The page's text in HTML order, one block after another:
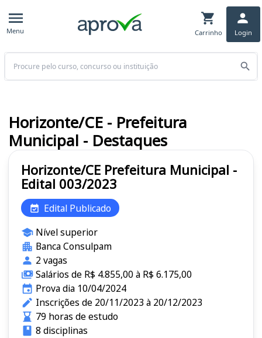
Menu Carrinho Login
Buscar
Horizonte/CE Prefeitura Municipal -
Edital 003/2023
Edital Publicado
Nível superior
Banca Consulpam
2 vagas
Salários de R$ 4.855,00 à R$ 6.175,00
Prova dia 10/04/2024
Inscrições de 20/11/2023 à 20/12/2023
79 horas de estudo
8 disciplinas
Horizonte/CE - Prefeitura
Municipal - Destaques